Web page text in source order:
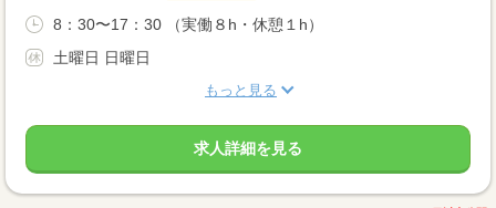
8：30〜17：30 （実働８h・休憩１h）
土曜日 日曜日
もっと見る
求人詳細を見る